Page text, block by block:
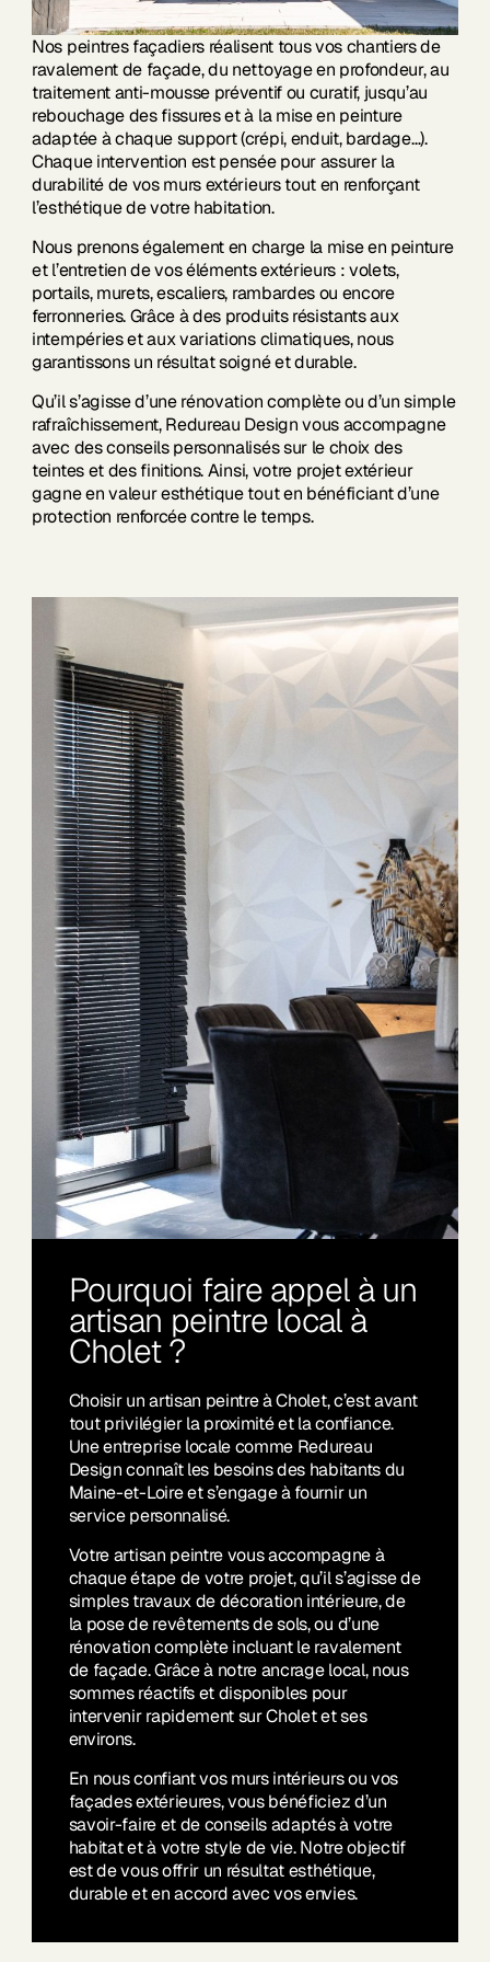
Nos peintres façadiers réalisent tous vos chantiers de
ravalement de façade, du nettoyage en profondeur, au
traitement anti-mousse préventif ou curatif, jusqu’au
rebouchage des fissures et à la mise en peinture
adaptée à chaque support (crépi, enduit, bardage…).
Chaque intervention est pensée pour assurer la
durabilité de vos murs extérieurs tout en renforçant
l’esthétique de votre habitation.
Nous prenons également en charge la mise en peinture
et l’entretien de vos éléments extérieurs : volets,
portails, murets, escaliers, rambardes ou encore
ferronneries. Grâce à des produits résistants aux
intempéries et aux variations climatiques, nous
garantissons un résultat soigné et durable.
Qu’il s’agisse d’une rénovation complète ou d’un simple
rafraîchissement, Redureau Design vous accompagne
avec des conseils personnalisés sur le choix des
teintes et des finitions. Ainsi, votre projet extérieur
gagne en valeur esthétique tout en bénéficiant d’une
protection renforcée contre le temps.
Pourquoi faire appel à un
artisan peintre local à
Cholet ?
Choisir un artisan peintre à Cholet, c’est avant
tout privilégier la proximité et la confiance.
Une entreprise locale comme Redureau
Design connaît les besoins des habitants du
Maine-et-Loire et s’engage à fournir un
service personnalisé.
Votre artisan peintre vous accompagne à
chaque étape de votre projet, qu’il s’agisse de
simples travaux de décoration intérieure, de
la pose de revêtements de sols, ou d’une
rénovation complète incluant le ravalement
de façade. Grâce à notre ancrage local, nous
sommes réactifs et disponibles pour
intervenir rapidement sur Cholet et ses
environs.
En nous confiant vos murs intérieurs ou vos
façades extérieures, vous bénéficiez d’un
savoir-faire et de conseils adaptés à votre
habitat et à votre style de vie. Notre objectif
est de vous offrir un résultat esthétique,
durable et en accord avec vos envies.